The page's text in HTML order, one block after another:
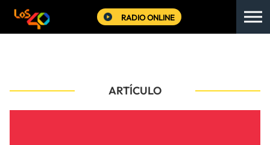
RADIO ONLINE
ARTÍCULO